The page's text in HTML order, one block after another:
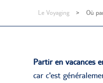
Le Voyaging > Où
Partir en vacances
car c'est